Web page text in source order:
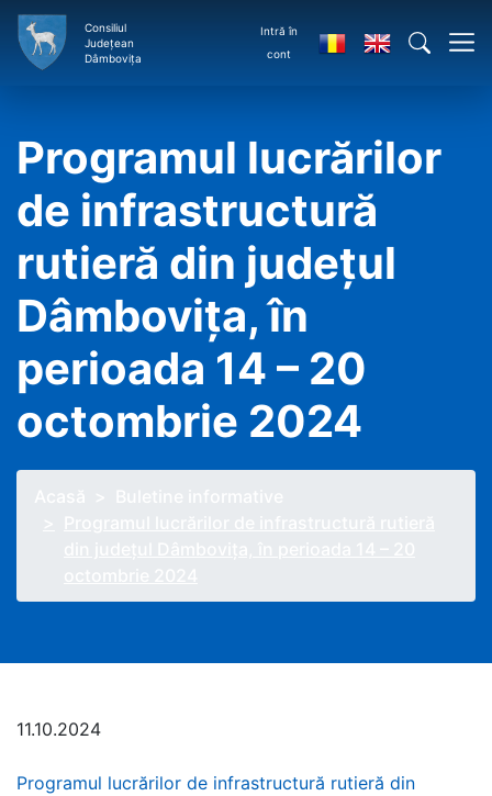
Consiliul
Județean
Dâmbovița
Intră în
cont
Programul lucrărilor
de infrastructură
rutieră din județul
Dâmbovița, în
perioada 14 – 20
octombrie 2024
11.10.2024
Programul lucrărilor de infrastructură rutieră din